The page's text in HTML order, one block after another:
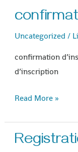
Uncategorized /
confirmation
d’inscription
confirmation
Read More »
Registration